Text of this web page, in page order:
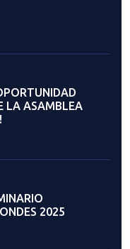
LA ASAMBLEA
2025